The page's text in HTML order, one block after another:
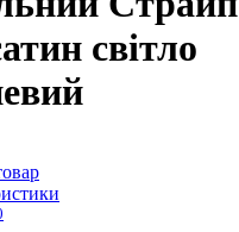
світло